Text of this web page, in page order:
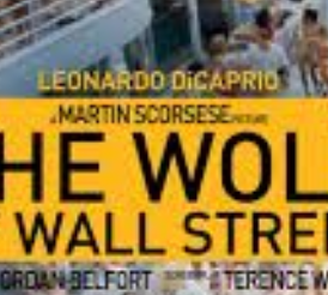
DEL CINEMA